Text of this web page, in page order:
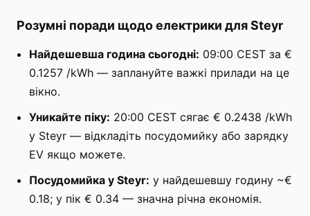
Розумні поради щодо електрики для Steyr
Найдешевша година сьогодні: 09:00 CEST за €
0.1257 /kWh — заплануйте важкі прилади на це
вікно.
Уникайте піку: 20:00 CEST сягає € 0.2438 /kWh
у Steyr — відкладіть посудомийку або зарядку
EV якщо можете.
Посудомийка у Steyr: у найдешевшу годину ~€
0.18; у пік € 0.34 — значна річна економія.